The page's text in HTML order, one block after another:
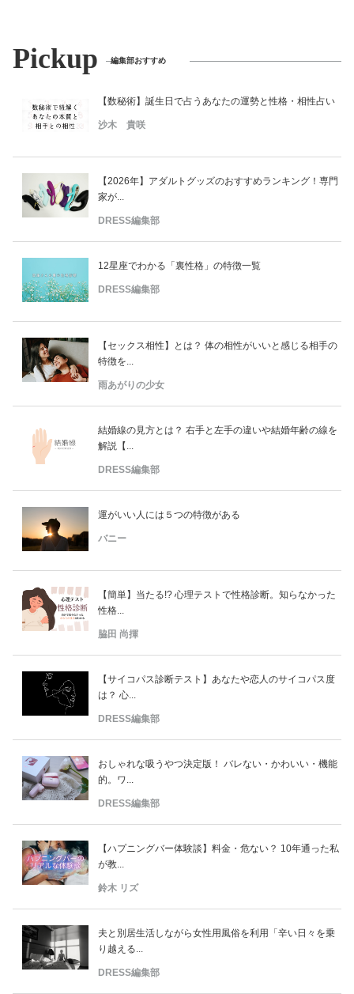
Pickup 編集部おすすめ
【数秘術】誕生日で占うあなたの運勢と性格・相性占い
沙木 貴咲
【2026年】アダルトグッズのおすすめランキング！専門
家が...
DRESS編集部
12星座でわかる「裏性格」の特徴一覧
DRESS編集部
【セックス相性】とは？ 体の相性がいいと感じる相手の
特徴を...
雨あがりの少女
結婚線の見方とは？ 右手と左手の違いや結婚年齢の線を
解説【...
DRESS編集部
運がいい人には５つの特徴がある
バニー
【簡単】当たる!? 心理テストで性格診断。知らなかった
性格...
脇田 尚揮
【サイコパス診断テスト】あなたや恋人のサイコパス度
は？ 心...
DRESS編集部
おしゃれな吸うやつ決定版！ バレない・かわいい・機能
的。ワ...
DRESS編集部
【ハプニングバー体験談】料金・危ない？ 10年通った私
が教...
鈴木 リズ
夫と別居生活しながら女性用風俗を利用「辛い日々を乗
り越える...
DRESS編集部